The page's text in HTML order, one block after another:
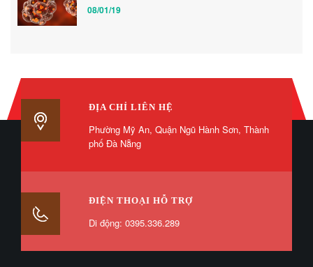
08/01/19
ĐỊA CHỈ LIÊN HỆ
Phường Mỹ An, Quận Ngũ Hành Sơn, Thành
phố Đà Nẵng
ĐIỆN THOẠI HỖ TRỢ
Di động: 0395.336.289